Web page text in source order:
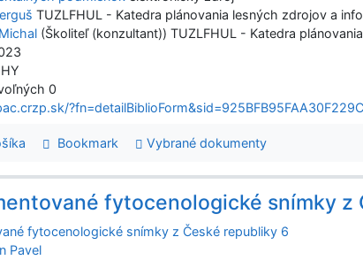
TUZLFHUL - Katedra plánovania lesných zdrojov a
(Školiteľ (konzultant)) TUZLFHUL - Katedra
0
Bookmark Vybrané dokumenty
fytocenologické snímky z
fytocenologické snímky z České republiky 6
Pavel